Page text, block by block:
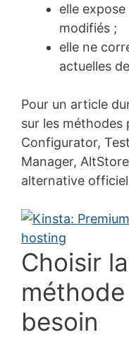
elle expose
modifiés ;
elle ne
actuelles
Pour un article
sur les méthodes
Configurator,
Manager,
alternative
Choisir
besoin